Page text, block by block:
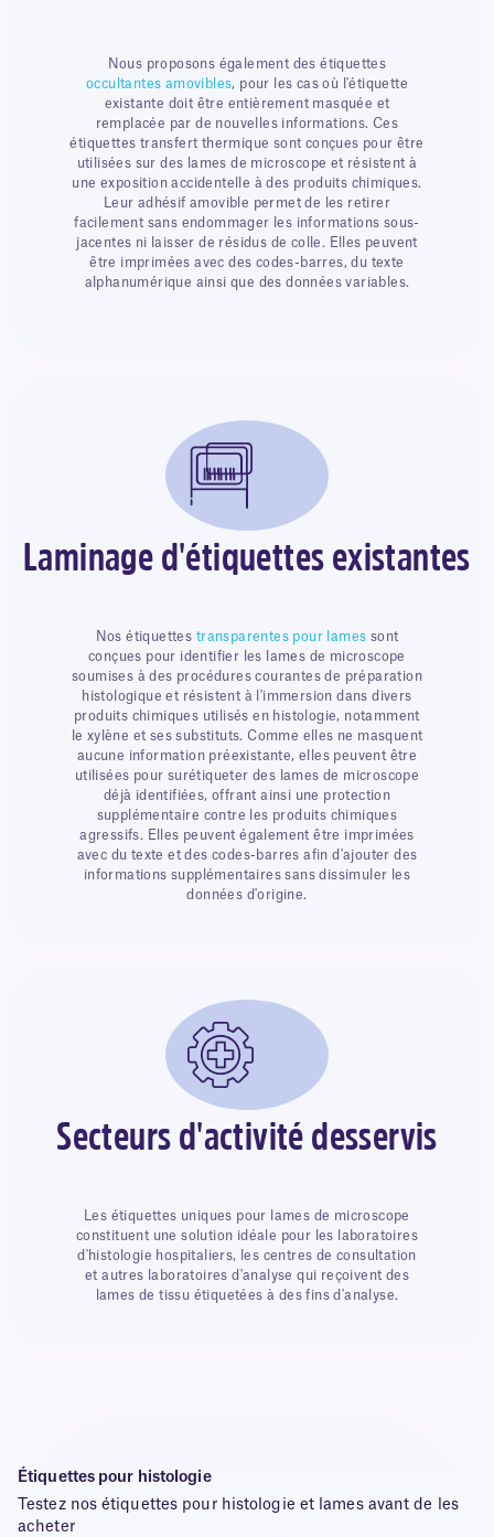
Nous proposons également des étiquettes
occultantes amovibles, pour les cas où l'étiquette
existante doit être entièrement masquée et
remplacée par de nouvelles informations. Ces
étiquettes transfert thermique sont conçues pour être
utilisées sur des lames de microscope et résistent à
une exposition accidentelle à des produits chimiques.
Leur adhésif amovible permet de les retirer
facilement sans endommager les informations sous-
jacentes ni laisser de résidus de colle. Elles peuvent
être imprimées avec des codes-barres, du texte
alphanumérique ainsi que des données variables.
Laminage d'étiquettes existantes
Nos étiquettes transparentes pour lames sont
conçues pour identifier les lames de microscope
soumises à des procédures courantes de préparation
histologique et résistent à l'immersion dans divers
produits chimiques utilisés en histologie, notamment
le xylène et ses substituts. Comme elles ne masquent
aucune information préexistante, elles peuvent être
utilisées pour surétiqueter des lames de microscope
déjà identifiées, offrant ainsi une protection
supplémentaire contre les produits chimiques
agressifs. Elles peuvent également être imprimées
avec du texte et des codes-barres afin d'ajouter des
informations supplémentaires sans dissimuler les
données d'origine.
Secteurs d'activité desservis
Les étiquettes uniques pour lames de microscope
constituent une solution idéale pour les laboratoires
d'histologie hospitaliers, les centres de consultation
et autres laboratoires d'analyse qui reçoivent des
lames de tissu étiquetées à des fins d'analyse.
Étiquettes pour histologie
Testez nos étiquettes pour histologie et lames avant de les
acheter